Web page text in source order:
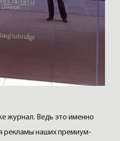
журнал. Ведь это именно
рекламы наших премиум-